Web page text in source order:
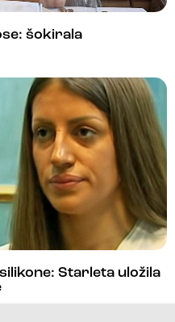
šokirala
Starleta uložila